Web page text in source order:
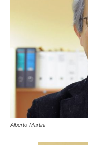
Alberto Martini